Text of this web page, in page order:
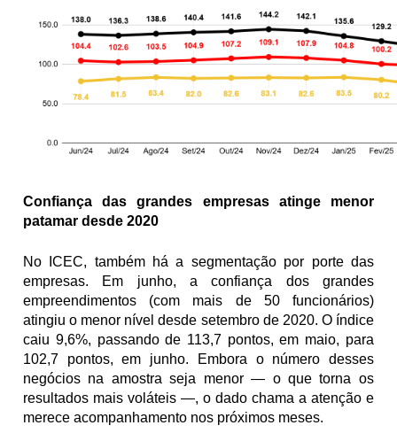
Confiança das grandes empresas atinge menor
patamar desde 2020
No ICEC, também há a segmentação por porte das
empresas. Em junho, a confiança dos grandes
empreendimentos (com mais de 50 funcionários)
atingiu o menor nível desde setembro de 2020. O índice
caiu 9,6%, passando de 113,7 pontos, em maio, para
102,7 pontos, em junho. Embora o número desses
negócios na amostra seja menor — o que torna os
resultados mais voláteis —, o dado chama a atenção e
merece acompanhamento nos próximos meses.